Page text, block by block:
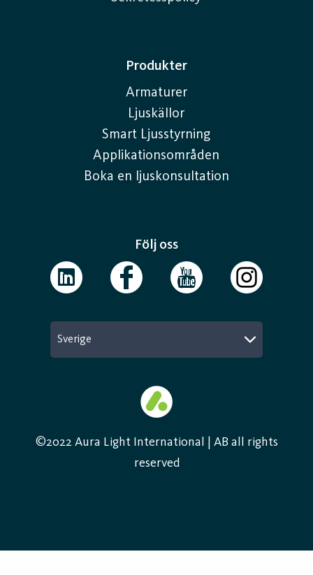
Produkter
Armaturer
Ljuskällor
Smart Ljusstyrning
Applikationsområden
Boka en ljuskonsultation
Följ oss
Sverige
©2022 Aura Light International | AB all rights
reserved